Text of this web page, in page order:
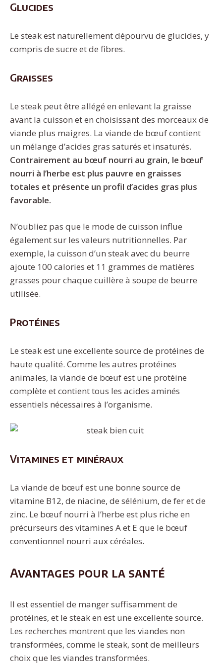
Glucides
Le steak est naturellement dépourvu de glucides, y
compris de sucre et de fibres.
Graisses
Le steak peut être allégé en enlevant la graisse
avant la cuisson et en choisissant des morceaux de
viande plus maigres. La viande de bœuf contient
un mélange d’acides gras saturés et insaturés.
Contrairement au bœuf nourri au grain, le bœuf
nourri à l’herbe est plus pauvre en graisses
totales et présente un profil d’acides gras plus
favorable.
N’oubliez pas que le mode de cuisson influe
également sur les valeurs nutritionnelles. Par
exemple, la cuisson d’un steak avec du beurre
ajoute 100 calories et 11 grammes de matières
grasses pour chaque cuillère à soupe de beurre
utilisée.
Protéines
Le steak est une excellente source de protéines de
haute qualité. Comme les autres protéines
animales, la viande de bœuf est une protéine
complète et contient tous les acides aminés
essentiels nécessaires à l’organisme.
Vitamines et minéraux
La viande de bœuf est une bonne source de
vitamine B12, de niacine, de sélénium, de fer et de
zinc. Le bœuf nourri à l’herbe est plus riche en
précurseurs des vitamines A et E que le bœuf
conventionnel nourri aux céréales.
Avantages pour la santé
Il est essentiel de manger suffisamment de
protéines, et le steak en est une excellente source.
Les recherches montrent que les viandes non
transformées, comme le steak, sont de meilleurs
choix que les viandes transformées.